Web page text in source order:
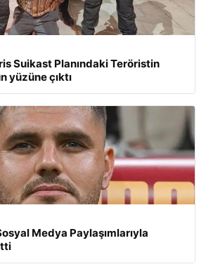
Suikast Planındaki Teröristin
yüzüne çıktı
Medya Paylaşımlarıyla